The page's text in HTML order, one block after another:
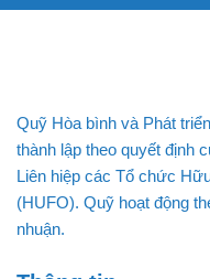
Quỹ Hòa bình và Phát
thành lập theo quyết định
Liên hiệp các Tổ chức
(HUFO). Quỹ hoạt động
nhuận.